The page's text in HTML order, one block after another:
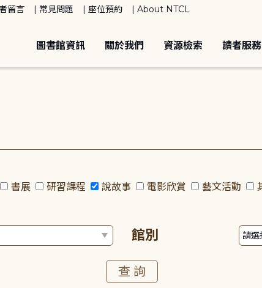
留言 常見問題 座位預約 About NTCL
圖書館資訊 關於我們 資源檢索 讀者服務
書展 研習課程 說故事 電影欣賞 藝文活動
館別